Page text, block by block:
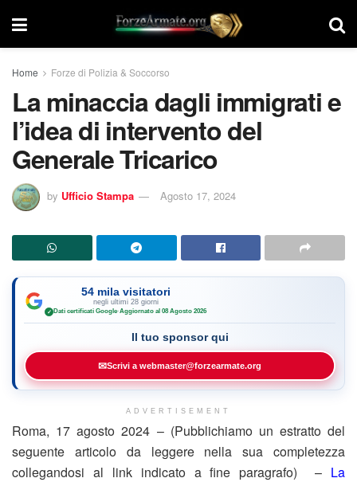
Home Forze di Polizia & Soccorso
La minaccia dagli immigrati e
l’idea di intervento del
Generale Tricarico
by Ufficio Stampa Agosto 17, 2024
54 mila visitatori
negli ultimi 28 giorni
✓ Dati certificati Google·Aggiornato al 08 Agosto 2026
Il tuo sponsor qui
✉Scrivi a webmaster@forzearmate.org
ADVERTISEMENT
Roma, 17 agosto 2024 – (Pubblichiamo un estratto del
seguente articolo da leggere nella sua completezza
collegandosi al link indicato a fine paragrafo) – La